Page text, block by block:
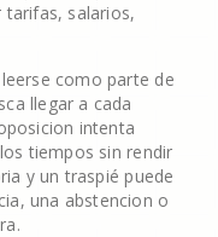
salarios,
como parte de
llegar a cada
intenta
tiempos sin rendir
y un traspié puede
una abstencion o